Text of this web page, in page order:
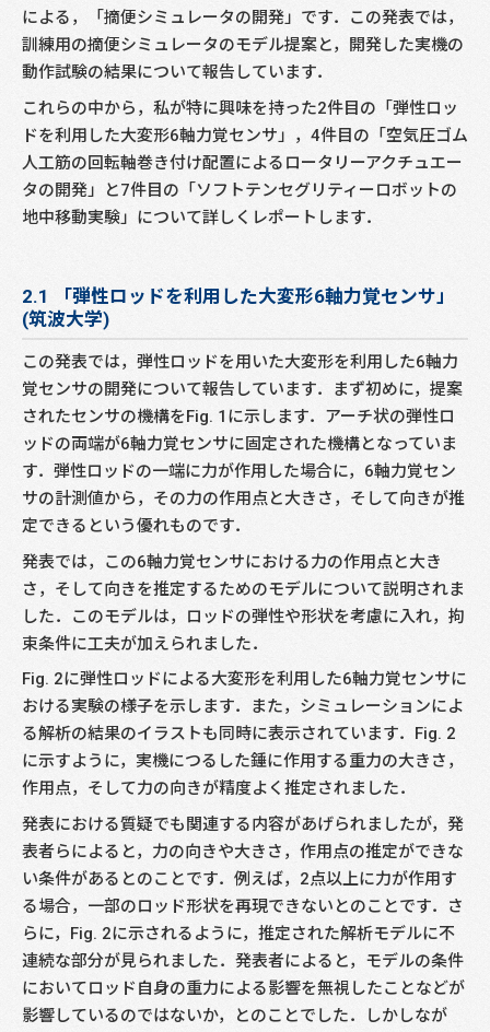
による，「摘便シミュレータの開発」です．この発表では，
訓練用の摘便シミュレータのモデル提案と，開発した実機の
動作試験の結果について報告しています．
これらの中から，私が特に興味を持った2件目の「弾性ロッ
ドを利用した大変形6軸力覚センサ」，4件目の「空気圧ゴム
人工筋の回転軸巻き付け配置によるロータリーアクチュエー
タの開発」と7件目の「ソフトテンセグリティーロボットの
地中移動実験」について詳しくレポートします．
2.1 「弾性ロッドを利用した大変形6軸力覚センサ」
(筑波大学)
この発表では，弾性ロッドを用いた大変形を利用した6軸力
覚センサの開発について報告しています．まず初めに，提案
されたセンサの機構をFig. 1に示します．アーチ状の弾性ロ
ッドの両端が6軸力覚センサに固定された機構となっていま
す．弾性ロッドの一端に力が作用した場合に，6軸力覚セン
サの計測値から，その力の作用点と大きさ，そして向きが推
定できるという優れものです．
発表では，この6軸力覚センサにおける力の作用点と大き
さ，そして向きを推定するためのモデルについて説明されま
した．このモデルは，ロッドの弾性や形状を考慮に入れ，拘
束条件に工夫が加えられました．
Fig. 2に弾性ロッドによる大変形を利用した6軸力覚センサに
おける実験の様子を示します．また，シミュレーションによ
る解析の結果のイラストも同時に表示されています．Fig. 2
に示すように，実機につるした錘に作用する重力の大きさ，
作用点，そして力の向きが精度よく推定されました．
発表における質疑でも関連する内容があげられましたが，発
表者らによると，力の向きや大きさ，作用点の推定ができな
い条件があるとのことです．例えば，2点以上に力が作用す
る場合，一部のロッド形状を再現できないとのことです．さ
らに，Fig. 2に示されるように，推定された解析モデルに不
連続な部分が見られました．発表者によると，モデルの条件
においてロッド自身の重力による影響を無視したことなどが
影響しているのではないか，とのことでした．しかしなが